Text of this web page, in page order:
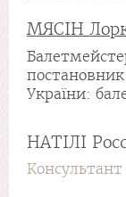
МЯСІН
України:
НАТІЛІ
Консультант